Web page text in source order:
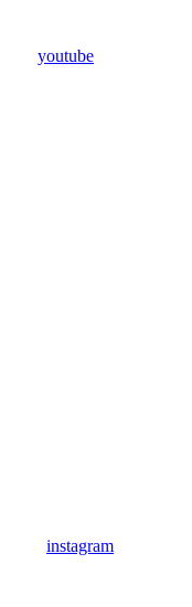
youtube
instagram